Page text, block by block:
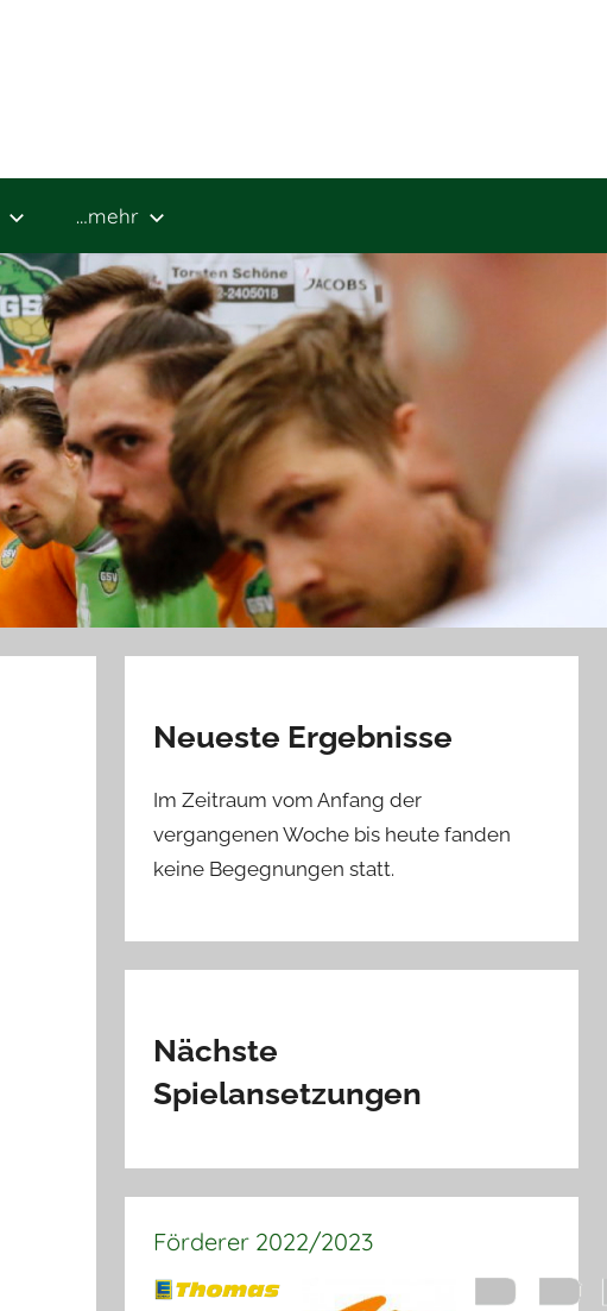
…mehr
Neueste Ergebnisse
Im Zeitraum vom Anfang der
vergangenen Woche bis heute fanden
keine Begegnungen statt.
Nächste
Spielansetzungen
Förderer 2022/2023